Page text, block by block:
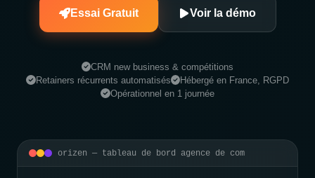
Essai Gratuit Voir la démo
CRM new business & compétitions
Retainers récurrents automatisés
Hébergé en France, RGPD
Opérationnel en 1 journée
orizen — tableau de bord agence de com